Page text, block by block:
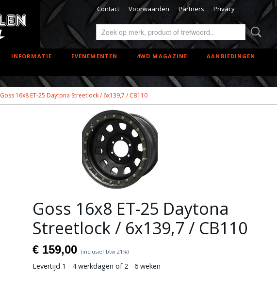
Contact Voorwaarden Partners Privacy
INFORMATIE EVENEMENTEN 4WD MAGAZINE AANBIEDINGEN
Goss 16x8 ET-25 Daytona Streetlock / 6x139,7 / CB110
Goss 16x8 ET-25 Daytona
Streetlock / 6x139,7 / CB110
€ 159,00 (inclusief btw 21%)
Levertijd 1 - 4 werkdagen of 2 - 6 weken